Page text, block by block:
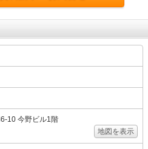
10 今野ビル1階
地図を表示